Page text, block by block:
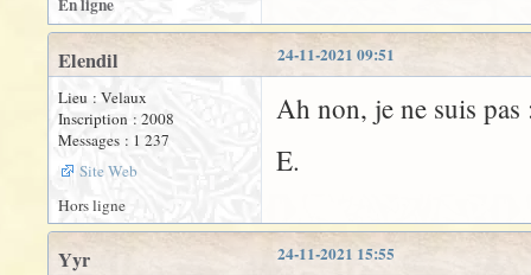
24-11-2021 09:51
Elendil
Lieu : Velaux
Inscription : 2008
Messages : 1 237
Site Web
Ah non, je ne suis
E.
Hors ligne
24-11-2021 15:55
Yyr